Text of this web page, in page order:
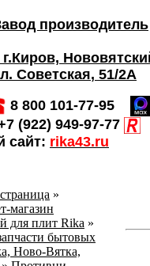
производитель
г.Киров,
Советская, 51/2А
8 800 101-77-95
(922) 949-97-77
сайт: rika43.ru
»
магазин
для плит Rika »
бытовых
Ново-Вятка,